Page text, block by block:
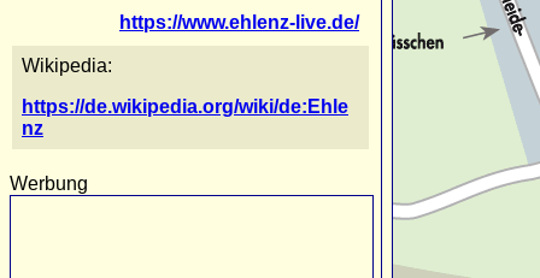
https://www.ehlenz-live.de/
Wikipedia:
https://de.wikipedia.org/wiki/de:Ehle
nz
Werbung